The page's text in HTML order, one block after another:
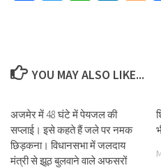
YOU MAY ALSO LIKE...
अजमेर में 48 घंटे में पेयजल की
सप्लाई। इसे कहते हैं जले पर नमक
छिड़कना। विधानसभा में जलदाय
मंत्री से झूठ बुलवाने वाले अफसरों